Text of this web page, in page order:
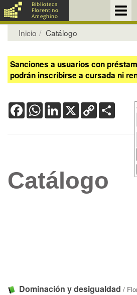
Inicio Catálogo
Sanciones a usuarios con
podrán inscribirse a cursada ni
FacebookWhatsApp
LinkedIn
X Copy
Link
Catálogo
Dominación y desigualdad /